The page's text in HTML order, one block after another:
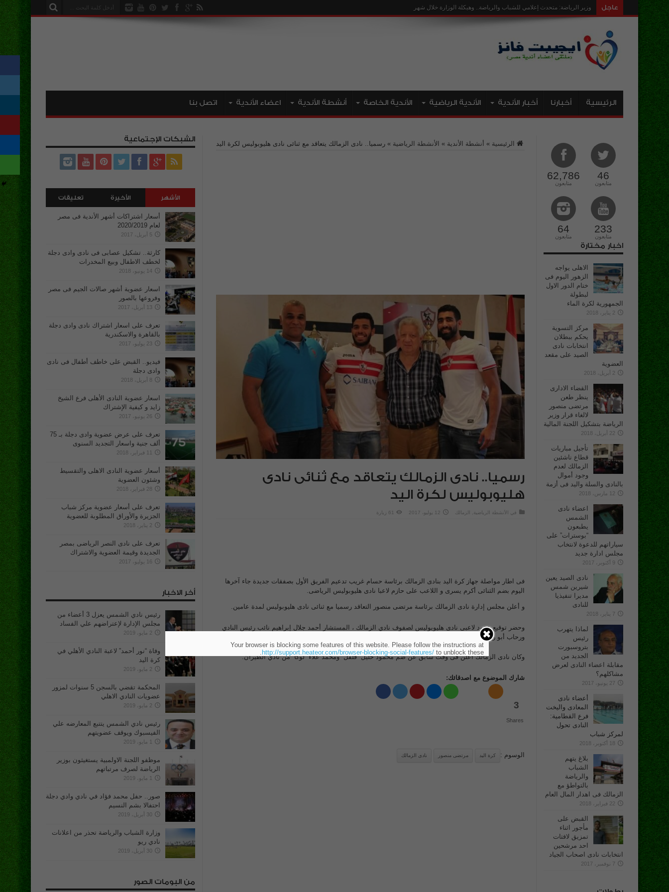
عاجل ارض ن
الرئيسية أخبارنا أخبار الأندية الأندية الرياضية الأندية الخاصة أنشطة الأندية اعضاء الأندية اتصل بنا
الرئيسية » أنشطة الأندية » الأنشطة الرياضية » رسميا.. نادى الزمالك يتعاقد مع ثنائى نادى هليوبوليس لكرة اليد
رسميا.. نادى الزمالك يتعاقد مع ثنائى نادى
هليوبوليس لكرة اليد
في الأنشطة الرياضية الزمالك 12 يوليو، 2017 61 زيارة
فى اطار مواصلة جهاز كرة اليد بنادى الزمالك برئاسة حسام غريب تدعيم الفريق الأول بصفقات جديدة جاء آخرها
اليوم بضم الثنائى أكرم يسرى و اللاعب على حازم لاعبا نادى هليوبوليس الرياضى.
و أعلن مجلس إدارة نادى الزمالك برئاسة مرتضى منصور التعاقد رسميا مع ثنائى نادى هليوبوليس لمدة عامين.
وحضر توقيع عقود لاعبى نادى هليوبوليس لصفوف نادي الزمالك ، المستشار أحمد جلال إبراهيم نائب رئيس النادي
ورحاب أبو رجيلة عضو مجلس الإدارة وحسام غريب رئيس جهاز اليد بالنادى.
وكان نادى الزمالك أعلن فى وقت سابق عن ضم محمود خليل “فلفل” ومحمد علاء “لوكا” من نادي الطيران.
شارك الموضوع مع اصدقائك:
3
Shares
الوسوم : كرة اليد مرتضى منصور نادى الزمالك
46
متابعون
62,786
متابعون
233
متابعون
64
متابعون
اخبار مختارة
الاهلى يواجه
الزهور اليوم فى
ختام الدور الاول
لبطولة
الجمهورية لكرة الماء
2 يناير، 2018
مركز التسوية
يحكم ببطلان
انتخابات نادى
الصيد على مقعد
العضوية
2 أبريل، 2018
القضاء الادارى
ينظر طعن
مرتضى منصور
لالغاء قرار وزير
الرياضة بتشكيل اللجنة المالية
22 أبريل، 2018
تأجيل مباريات
قطاع ناشئين
الزمالك لعدم
وجود أموال
بالنادى والسلة واليد فى أزمة
12 مارس، 2018
اعضاء نادى
الشمس
يطبعون
“بوسترات” على
سياراتهم للدعوة لانتخاب
مجلس ادارة جديد
9 أكتوبر، 2017
نادى الصيد يعين
شيرين شمس
مديرا تنفيذيا
للنادى
7 يناير، 2018
لماذا يتهرب
رئيس
بتروسبورت
الجديد من
مقابلة اعضاء النادى لعرض
مشاكلهم؟
27 يونيو، 2017
أعضاء نادى
المعادى واليخت
فرع القطامية:
النادى تحول
لمركز شباب
18 أكتوبر، 2018
بلاغ يتهم
الشباب
والرياضة
بالتواطؤ مع
الزمالك فى اهدار المال العام
22 فبراير، 2018
القبض على
مأجور اثناء
تمزيق لافتات
احد مرشحين
انتخابات نادى اصحاب الجياد
7 نوفمبر، 2017
الشبكات الإجتماعية
الأشهر الأخيرة تعليقات
أسعار اشتراكات أشهر الأندية فى مصر
لعام 2020/2019
5 أبريل، 2017
كارثة.. تشكيل عصابى فى نادى وادى دجلة
لخطف الاطفال وبيع المخدرات
14 يونيو، 2018
اسعار عضوية أشهر صالات الجيم فى مصر
وفروعها بالصور
13 أبريل، 2017
تعرف على اسعار اشتراك نادى وادى دجلة
بالقاهرة والاسكندرية
23 يوليو، 2017
فيديو.. القبض على خاطف أطفال فى نادى
وادى دجلة
8 أبريل، 2018
اسعار عضوية النادى الأهلى فرع الشيخ
زايد و كيفية الإشتراك
26 يونيو، 2017
تعرف على عرض عضوية وادى دجلة بـ 75
ألف جنية واسعار التجديد السنوى
11 فبراير، 2018
أسعار عضوية النادى الاهلى والتقسيط
وشئون العضوية
28 فبراير، 2018
تعرف على أسعار عضوية مركز شباب
الجزيرة والأوراق المطلوبة للعضوية
2 يناير، 2018
تعرف على نادى النصر الرياضى بمصر
الجديدة وقيمة العضوية والاشتراك
16 يوليو، 2017
أخر الاخبار
رئيس نادي الشمس يعزل 3 أعضاء من
مجلس الإدارة لإعتراضهم علي الفساد
2 مايو، 2019
وفاة “نور أحمد” لاعبة النادي الأهلي في
كرة اليد
2 مايو، 2019
المحكمة تقضي بالسجن 5 سنوات لمزور
عضويات النادي الاهلي
2 مايو، 2019
رئيس نادي الشمس يتتبع المعارضه علي
الفيسبوك ويوقف عضويتهم
1 مايو، 2019
موظفو اللجنة الاولمبية يستغيثون بوزير
الرياضة لصرف مرتباتهم
1 مايو، 2019
صور.. حفل محمد فؤاد في نادي وادي دجلة
احتفالا بشم النسيم
30 أبريل، 2019
وزارة الشباب والرياضة تحذر من اعلانات
نادي ريو
30 أبريل، 2019
من البومات الصور
Your browser is blocking some features of this website. Please follow the instructions at
http://support.heateor.com/browser-blocking-social-features/to unblock these.